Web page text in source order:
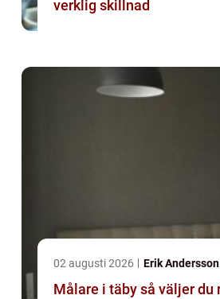
verklig skillnad
02 augusti 2026 Erik Andersson
Målare i täby så väljer du rätt